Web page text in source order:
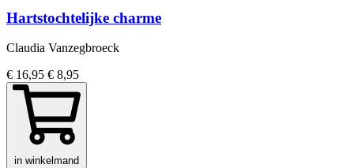
Hartstochtelijke charme
Claudia Vanzegbroeck
€ 16,95 € 8,95
in winkelmand